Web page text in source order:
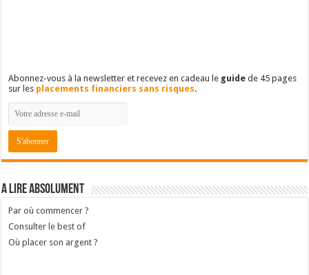
Abonnez-vous à la newsletter et recevez en cadeau le guide de 45 pages
sur les placements financiers sans risques.
A lire absolument
Par où commencer ?
Consulter le best of
Où placer son argent ?